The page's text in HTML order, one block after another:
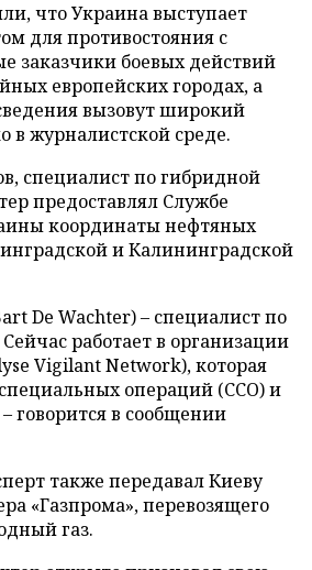
что Украина выступает
для противостояния с
заказчики боевых действий
европейских городах, а
вызовут широкий
в журналистской среде.
специалист по гибридной
предоставлял Службе
координаты нефтяных
и Калининградской
De Wachter) – специалист по
работает в организации
Vigilant Network), которая
операций (ССО) и
говорится в сообщении
также передавал Киеву
«Газпрома», перевозящего
газ.